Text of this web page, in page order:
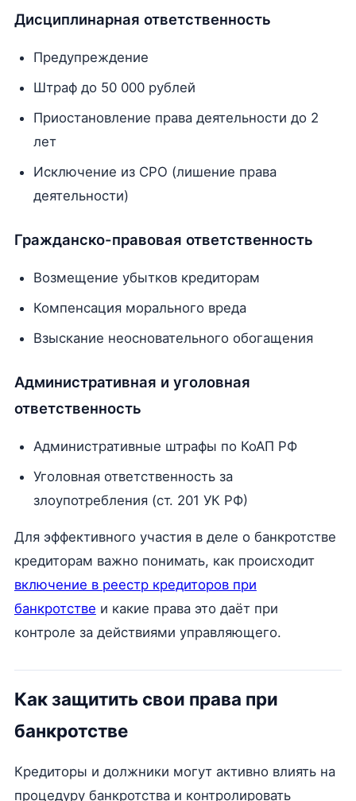
Дисциплинарная ответственность
Предупреждение
Штраф до 50 000 рублей
Приостановление права деятельности до 2
лет
Исключение из СРО (лишение права
деятельности)
Гражданско-правовая ответственность
Возмещение убытков кредиторам
Компенсация морального вреда
Взыскание неосновательного обогащения
Административная и уголовная
ответственность
Административные штрафы по КоАП РФ
Уголовная ответственность за
злоупотребления (ст. 201 УК РФ)
Для эффективного участия в деле о банкротстве
кредиторам важно понимать, как происходит
включение в реестр кредиторов при
банкротстве и какие права это даёт при
контроле за действиями управляющего.
Как защитить свои права при
банкротстве
Кредиторы и должники могут активно влиять на
процедуру банкротства и контролировать